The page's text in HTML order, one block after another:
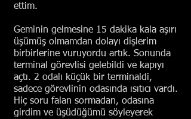
ettim.
Geminin gelmesine 15 dakika kala aşırı
üşümüş olmamdan dolayı dişlerim
birbirlerine vuruyordu artık. Sonunda
terminal görevlisi gelebildi ve kapıyı
açtı. 2 odalı küçük bir terminaldi,
sadece görevlinin odasında ısıtıcı vardı.
Hiç soru falan sormadan, odasına
girdim ve üşüdüğümü söyleyerek